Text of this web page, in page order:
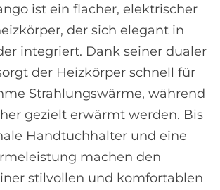
ist ein flacher, elektrischer
der sich elegant in
integriert. Dank seiner dualer
der Heizkörper schnell für
Strahlungswärme, während
gezielt erwärmt werden. Bis
Handtuchhalter und eine
machen den
stilvollen und komfortablen